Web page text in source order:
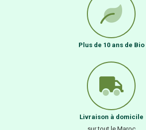
Plus de 10 ans de Bio
Livraison à domicile